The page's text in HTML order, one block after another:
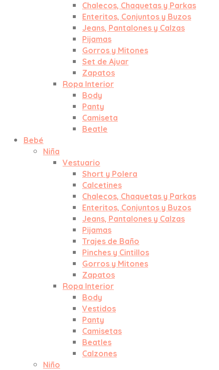
Chalecos, Chaquetas y Parkas
Enteritos, Conjuntos y Buzos
Jeans, Pantalones y Calzas
Pijamas
Gorros y Mitones
Set de Ajuar
Zapatos
Ropa Interior
Body
Panty
Camiseta
Beatle
Bebé
Niña
Vestuario
Short y Polera
Calcetines
Chalecos, Chaquetas y Parkas
Enteritos, Conjuntos y Buzos
Jeans, Pantalones y Calzas
Pijamas
Trajes de Baño
Pinches y Cintillos
Gorros y Mitones
Zapatos
Ropa Interior
Body
Vestidos
Panty
Camisetas
Beatles
Calzones
Niño